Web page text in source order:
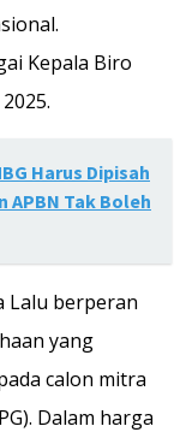
Kepala Biro
Harus Dipisah
APBN Tak Boleh
Lalu berperan
yang
calon mitra
Dalam harga